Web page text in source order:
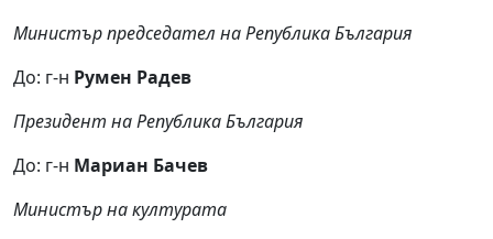
Министър председател на Република България
До: г-н Румен Радев
Президент на Република България
До: г-н Мариан Бачев
Министър на културата